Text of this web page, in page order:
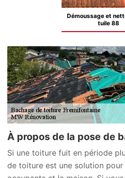
Démoussage et
tuile 88
À propos de la pose de
Si une toiture fuit en période
de toiture est une solution